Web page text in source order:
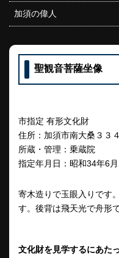
加須の偉人
聖観音菩薩坐像
市指定 有形文化財
住所：加須市南大桑３３
所蔵・管理：乗蔵院
指定年月日：昭和34年6
寄木造りで玉眼入りです
す。後背は飛天光で舟形で
文化財を見学するにあた